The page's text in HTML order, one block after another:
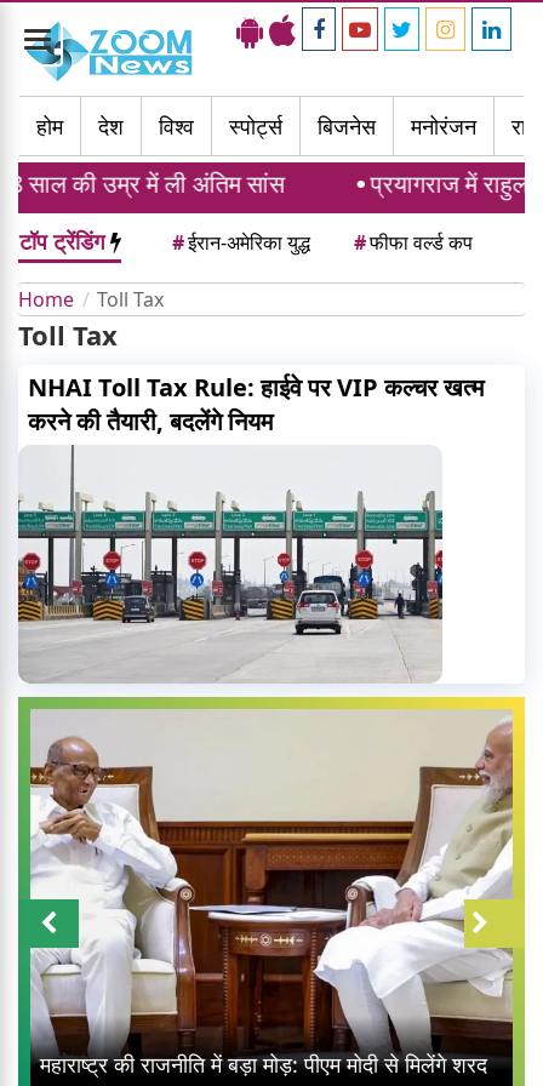
Toggle
navigation
होम
देश विश्व स्पोर्ट्स बिजनेस मनोरंजन
साल की उम्र में ली अंतिम सांस प्रयागराज में राहुल
टॉप ट्रेंडिंग #ईरान-अमेरिका युद्ध #फीफा वर्ल्ड कप
Home Toll Tax
Toll Tax
NHAI Toll Tax Rule: हाईवे पर VIP कल्चर खत्म
करने की तैयारी, बदलेंगे नियम
महाराष्ट्र की राजनीति में बड़ा मोड़: पीएम मोदी से मिलेंगे शरद